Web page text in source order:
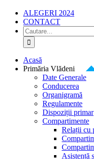
ALEGERI 2024
CONTACT
Cautare...
Acasă
Primăria Vlădeni
Date Generale
Conducerea
Organigramă
Regulamente
Dispoziții primar
Compartimente
Relații cu
Asistență